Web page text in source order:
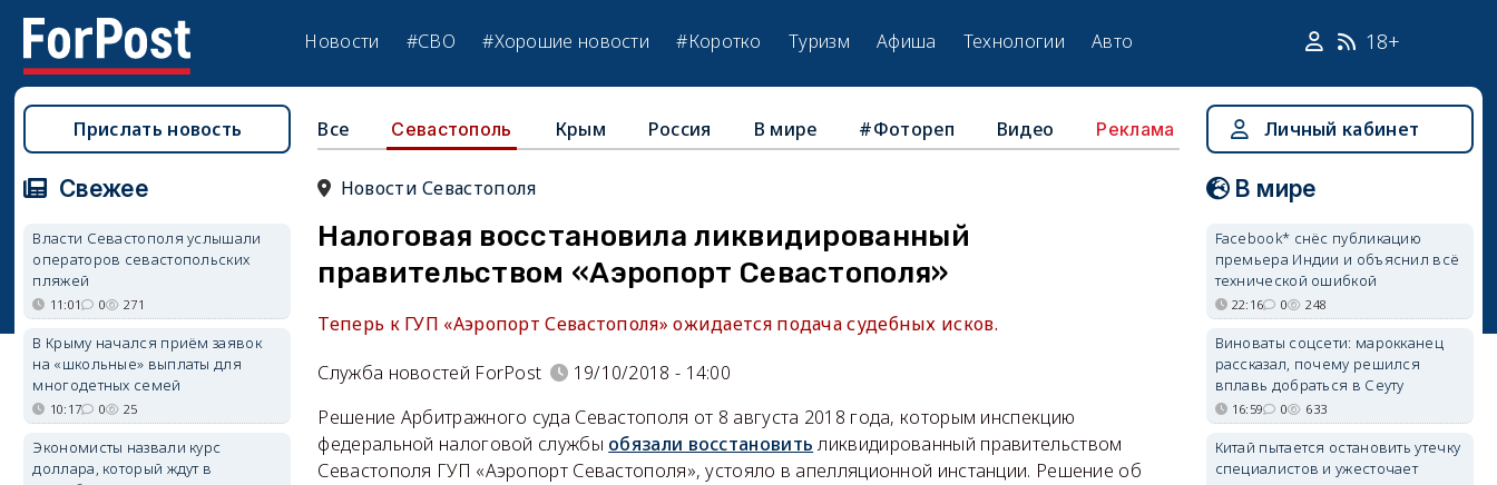
Новости #СВО #Хорошие новости #Коротко Туризм Афиша Технологии Авто 18+
Все Севастополь Крым Россия В мире #Фотореп Видео Реклама
Новости Севастополя
Налоговая восстановила ликвидированный
правительством «Аэропорт Севастополя»
Теперь к ГУП «Аэропорт Севастополя» ожидается подача судебных исков.
Служба новостей ForPost
19/10/2018 - 14:00
Решение Арбитражного суда Севастополя от 8 августа 2018 года, которым инспекцию
федеральной налоговой службы обязали восстановитьликвидированный правительством
Севастополя ГУП «Аэропорт Севастополя», устояло в апелляционной инстанции. Решение об
Прислать новость
Свежее
Власти Севастополя услышали
операторов севастопольских
пляжей
11:01 0 271
В Крыму начался приём заявок
на «школьные» выплаты для
многодетных семей
10:17 0 25
Экономисты назвали курс
доллара, который ждут в
Личный кабинет
В мире
Facebook* снёс публикацию
премьера Индии и объяснил всё
технической ошибкой
22:16 0 248
Виноваты соцсети: марокканец
рассказал, почему решился
вплавь добраться в Сеуту
16:59 0 633
Китай пытается остановить утечку
специалистов и ужесточает